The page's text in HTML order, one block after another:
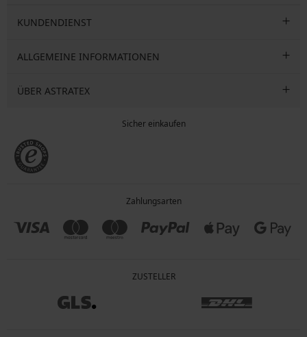
KUNDENDIENST
ALLGEMEINE INFORMATIONEN
ÜBER ASTRATEX
Sicher einkaufen
Zahlungsarten
ZUSTELLER